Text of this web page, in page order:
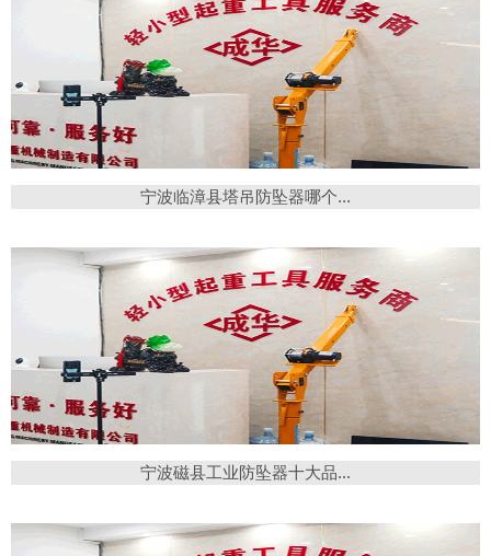
宁波临漳县塔吊防坠器哪个...
宁波磁县工业防坠器十大品...